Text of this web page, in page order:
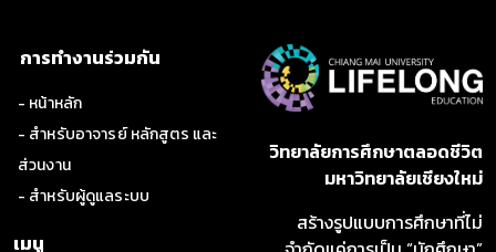
การทำงานร่วมกัน
- หน้าหลัก
- สำหรับอาจารย์ หลักสูตร และ
ส่วนงาน
- สำหรับผู้ดูแลระบบ
เมนู
วิทยาลัยการศึกษาตลอดชีวิต
มหาวิทยาลัยเชียงใหม่
สร้างรูปแบบการศึกษาที่ไม่